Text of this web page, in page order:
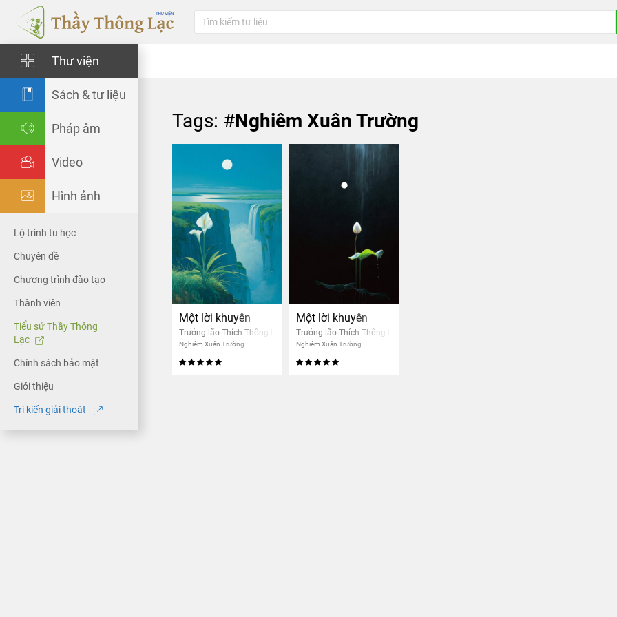
Thư viện
Sách & tư liệu
Pháp âm
Video
Hình ảnh
Lộ trình tu học
Chuyên đề
Chương trình đào tạo
Thành viên
Tiểu sử Thầy Thông
Lạc
Chính sách bảo mật
Giới thiệu
Tri kiến giải thoát
Tags: #Nghiêm Xuân Trường
Một lời khuyên
Trưởng lão Thích Thông Lạc
Nghiêm Xuân Trường
Một lời khuyên
Trưởng lão Thích Thông Lạc
Nghiêm Xuân Trường